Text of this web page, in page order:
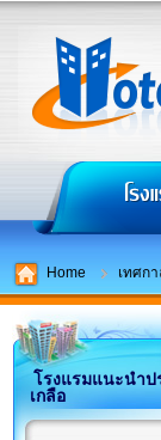
Home เทศก
โรงแรมแนะนำ
เกลือ